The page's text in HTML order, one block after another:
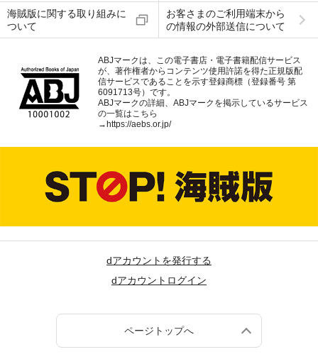
海賊版に関する取り組みに
ついて
お客さまのご利用端末から
の情報の外部送信について
ABJマークは、この電子書店・電子書籍配信サービス
が、著作権者からコンテンツ使用許諾を得た正規版配
信サービスであることを示す登録商標（登録番号 第
6091713号）です。
ABJマークの詳細、ABJマークを掲示しているサービス
の一覧はこちら
→ https://aebs.or.jp/
dアカウントを発行する
dアカウントログイン
ページトップへ